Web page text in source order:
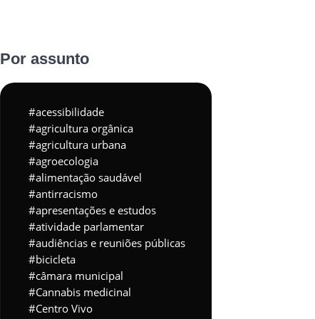
Por assunto
acessibilidade
agricultura orgânica
agricultura urbana
agroecologia
alimentação saudável
antirracismo
apresentações e estudos
atividade parlamentar
audiências e reuniões públicas
bicicleta
câmara municipal
Cannabis medicinal
Centro Vivo